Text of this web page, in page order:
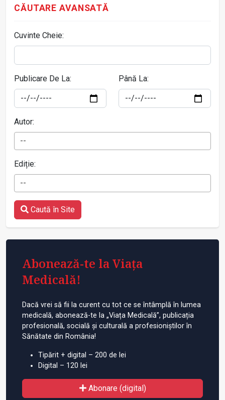
CĂUTARE AVANSATĂ
Cuvinte Cheie:
Publicare De La: Până La:
Autor:
--
Ediție:
--
Caută în Site
Abonează-te la Viața
Medicală!
Dacă vrei să fii la curent cu tot ce se întâmplă în lumea
medicală, abonează-te la „Viața Medicală”, publicația
profesională, socială și culturală a profesioniștilor în
Sănătate din România!
Tipărit + digital – 200 de lei
Digital – 120 lei
Abonare (digital)